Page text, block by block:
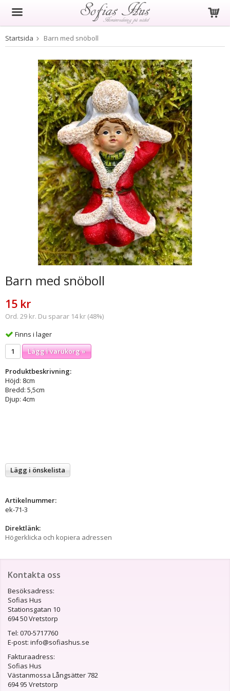
Produkten har blivit tillagd i varukorgen
Startsida Barn med snöboll
Barn med snöboll
15 kr
Ord. 29 kr. Du sparar 14 kr (48%)
Finns i lager
Lägg i varukorg »
Produktbeskrivning:
Höjd: 8cm
Bredd: 5,5cm
Djup: 4cm
Lägg i önskelista
Artikelnummer:
ek-71-3
Direktlänk:
Högerklicka och kopiera adressen
Kontakta oss
Besöksadress:
Sofias Hus
Stationsgatan 10
694 50 Vretstorp
Tel: 070-5717760
E-post: info@sofiashus.se
Fakturaadress:
Sofias Hus
Västanmossa Långsätter 782
694 95 Vretstorp